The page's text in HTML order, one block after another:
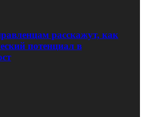
расскажут, как
потенциал в